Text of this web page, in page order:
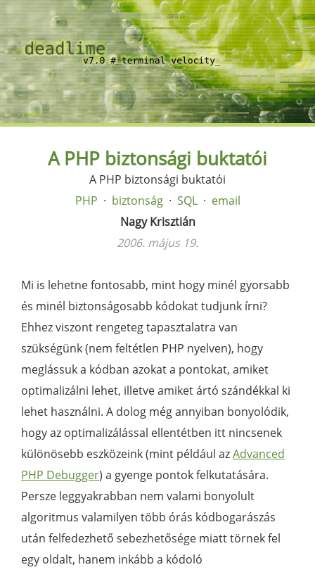
A PHP biztonsági buktatói
A PHP biztonsági buktatói
PHP
biztonság SQL
email
Nagy Krisztián
2006. május 19.
Mi is lehetne fontosabb, mint hogy minél gyorsabb
és minél biztonságosabb kódokat tudjunk írni?
Ehhez viszont rengeteg tapasztalatra van
szükségünk (nem feltétlen PHP nyelven), hogy
meglássuk a kódban azokat a pontokat, amiket
optimalizálni lehet, illetve amiket ártó szándékkal ki
lehet használni. A dolog még annyiban bonyolódik,
hogy az optimalizálással ellentétben itt nincsenek
különösebb eszközeink (mint például azAdvanced
PHP Debugger) a gyenge pontok felkutatására.
Persze leggyakrabban nem valami bonyolult
algoritmus valamilyen több órás kódbogarászás
után felfedezhető sebezhetősége miatt törnek fel
egy oldalt, hanem inkább a kódoló